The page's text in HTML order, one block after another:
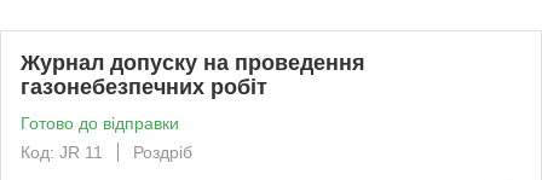
Журнал допуску на проведення
газонебезпечних робіт
Готово до відправки
Код: JR 11
Роздріб